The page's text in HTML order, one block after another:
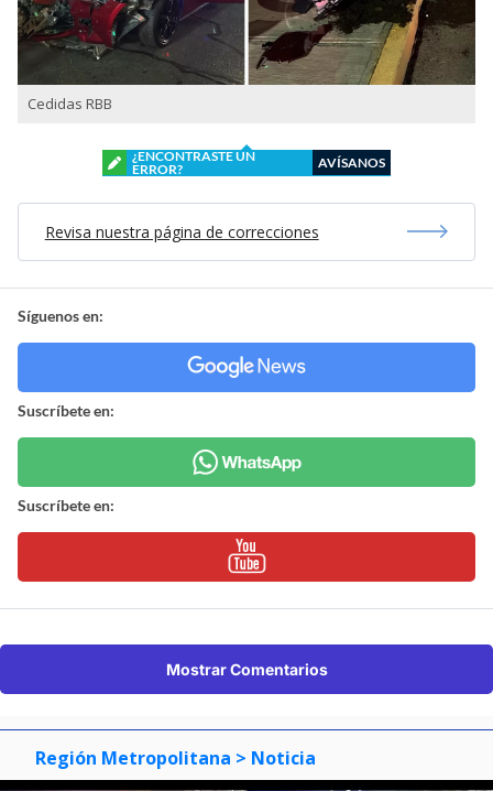
Cedidas RBB
¿ENCONTRASTE UN
ERROR?
AVÍSANOS
Revisa nuestra página de correcciones
Síguenos en:
Suscríbete en:
Suscríbete en:
Mostrar Comentarios
Región Metropolitana > Noticia